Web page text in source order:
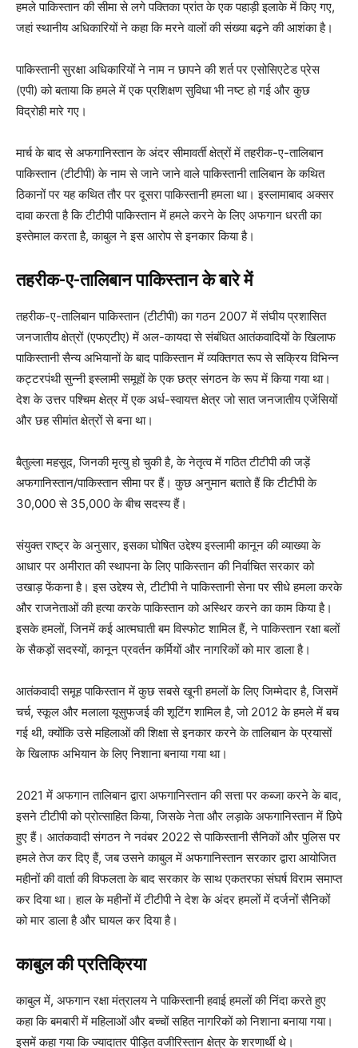
हमले पाकिस्तान की सीमा से लगे पक्तिका प्रांत के एक पहाड़ी इलाके में किए गए,
जहां स्थानीय अधिकारियों ने कहा कि मरने वालों की संख्या बढ़ने की आशंका है।
पाकिस्तानी सुरक्षा अधिकारियों ने नाम न छापने की शर्त पर एसोसिएटेड प्रेस
(एपी) को बताया कि हमले में एक प्रशिक्षण सुविधा भी नष्ट हो गई और कुछ
विद्रोही मारे गए।
मार्च के बाद से अफगानिस्तान के अंदर सीमावर्ती क्षेत्रों में तहरीक-ए-तालिबान
पाकिस्तान (टीटीपी) के नाम से जाने जाने वाले पाकिस्तानी तालिबान के कथित
ठिकानों पर यह कथित तौर पर दूसरा पाकिस्तानी हमला था। इस्लामाबाद अक्सर
दावा करता है कि टीटीपी पाकिस्तान में हमले करने के लिए अफगान धरती का
इस्तेमाल करता है, काबुल ने इस आरोप से इनकार किया है।
तहरीक-ए-तालिबान पाकिस्तान के बारे में
तहरीक-ए-तालिबान पाकिस्तान (टीटीपी) का गठन 2007 में संघीय प्रशासित
जनजातीय क्षेत्रों (एफएटीए) में अल-कायदा से संबंधित आतंकवादियों के खिलाफ
पाकिस्तानी सैन्य अभियानों के बाद पाकिस्तान में व्यक्तिगत रूप से सक्रिय विभिन्न
कट्टरपंथी सुन्नी इस्लामी समूहों के एक छत्र संगठन के रूप में किया गया था।
देश के उत्तर पश्चिम क्षेत्र में एक अर्ध-स्वायत्त क्षेत्र जो सात जनजातीय एजेंसियों
और छह सीमांत क्षेत्रों से बना था।
बैतुल्ला महसूद, जिनकी मृत्यु हो चुकी है, के नेतृत्व में गठित टीटीपी की जड़ें
अफगानिस्तान/पाकिस्तान सीमा पर हैं। कुछ अनुमान बताते हैं कि टीटीपी के
30,000 से 35,000 के बीच सदस्य हैं।
संयुक्त राष्ट्र के अनुसार, इसका घोषित उद्देश्य इस्लामी कानून की व्याख्या के
आधार पर अमीरात की स्थापना के लिए पाकिस्तान की निर्वाचित सरकार को
उखाड़ फेंकना है। इस उद्देश्य से, टीटीपी ने पाकिस्तानी सेना पर सीधे हमला करके
और राजनेताओं की हत्या करके पाकिस्तान को अस्थिर करने का काम किया है।
इसके हमलों, जिनमें कई आत्मघाती बम विस्फोट शामिल हैं, ने पाकिस्तान रक्षा बलों
के सैकड़ों सदस्यों, कानून प्रवर्तन कर्मियों और नागरिकों को मार डाला है।
आतंकवादी समूह पाकिस्तान में कुछ सबसे खूनी हमलों के लिए जिम्मेदार है, जिसमें
चर्च, स्कूल और मलाला यूसुफजई की शूटिंग शामिल है, जो 2012 के हमले में बच
गई थी, क्योंकि उसे महिलाओं की शिक्षा से इनकार करने के तालिबान के प्रयासों
के खिलाफ अभियान के लिए निशाना बनाया गया था।
2021 में अफगान तालिबान द्वारा अफगानिस्तान की सत्ता पर कब्जा करने के बाद,
इसने टीटीपी को प्रोत्साहित किया, जिसके नेता और लड़ाके अफगानिस्तान में छिपे
हुए हैं। आतंकवादी संगठन ने नवंबर 2022 से पाकिस्तानी सैनिकों और पुलिस पर
हमले तेज कर दिए हैं, जब उसने काबुल में अफगानिस्तान सरकार द्वारा आयोजित
महीनों की वार्ता की विफलता के बाद सरकार के साथ एकतरफा संघर्ष विराम समाप्त
कर दिया था। हाल के महीनों में टीटीपी ने देश के अंदर हमलों में दर्जनों सैनिकों
को मार डाला है और घायल कर दिया है।
काबुल की प्रतिक्रिया
काबुल में, अफगान रक्षा मंत्रालय ने पाकिस्तानी हवाई हमलों की निंदा करते हुए
कहा कि बमबारी में महिलाओं और बच्चों सहित नागरिकों को निशाना बनाया गया।
इसमें कहा गया कि ज्यादातर पीड़ित वजीरिस्तान क्षेत्र के शरणार्थी थे।